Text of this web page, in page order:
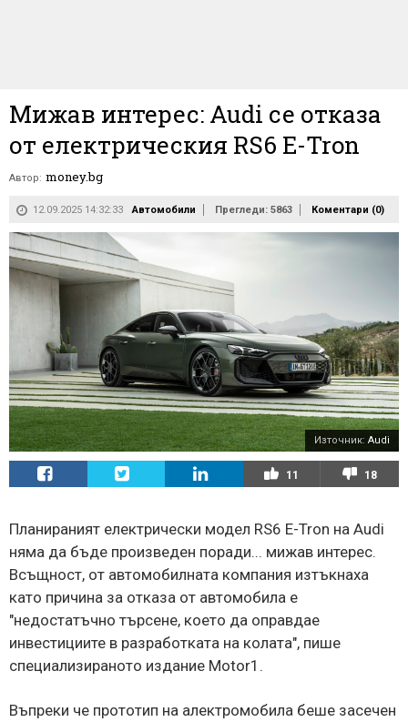
Мижав интерес: Audi се отказа
от електрическия RS6 E-Tron
Автор: money.bg
12.09.2025 14:32:33 Автомобили Прегледи: 5863 Коментари (0)
Източник: Audi
11 18
Планираният електрически модел RS6 E-Tron на Audi
няма да бъде произведен поради... мижав интерес.
Всъщност, от автомобилната компания изтъкнаха
като причина за отказа от автомобила е
"недостатъчно търсене, което да оправдае
инвестициите в разработката на колата", пише
специализираното издание Motor1.
Въпреки че прототип на алектромобила беше засечен